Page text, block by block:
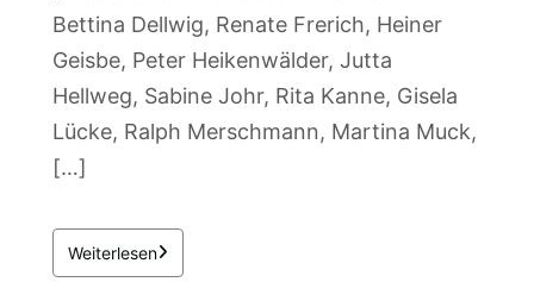
Bettina Dellwig, Renate Frerich, Heiner
Geisbe, Peter Heikenwälder, Jutta
Hellweg, Sabine Johr, Rita Kanne, Gisela
Lücke, Ralph Merschmann, Martina Muck,
[…]
Weiterlesen